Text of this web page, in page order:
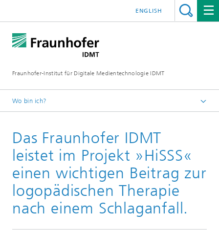
Fraunhofer-Institut für Digitale Medientechnologie IDMT
ENGLISH
Wo bin ich?
Presse
Aktuelle Pressemitteilungen
Das Fraunhofer IDMT
leistet im Projekt »HiSSS«
einen wichtigen Beitrag zur
logopädischen Therapie
nach einem Schlaganfall.